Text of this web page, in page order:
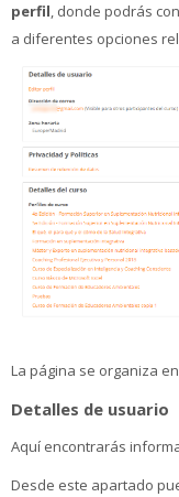
perfil, donde podrás
a diferentes opciones
La página se organiza
Detalles de usuario
Aquí encontrarás
Desde este apartado